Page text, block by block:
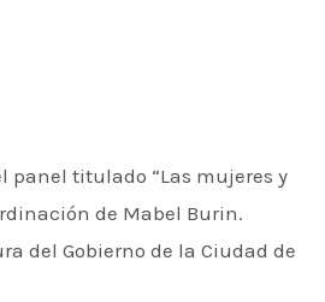
panel titulado “Las mujeres y
de Mabel Burin.
del Gobierno de la Ciudad de